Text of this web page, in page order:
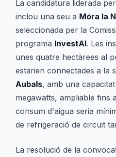
La candidatura liderada
inclou una seu a Móra la
seleccionada per la
programa InvestAI. Les
unes quatre hectàrees al
estarien connectades a la
Aubals, amb una
megawatts, ampliable fins
consum d'aigua seria
de refrigeració de circuit
La resolució de la